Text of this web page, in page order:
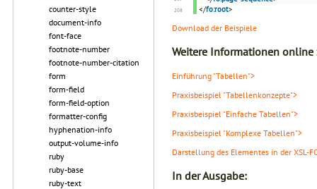
counter-style
document-info
font-face
footnote-number
footnote-number-citation
form
form-field
form-field-option
formatter-config
hyphenation-info
output-volume-info
ruby
ruby-base
ruby-text
</fo:root>
Download der Beispiele
Weitere Informationen online
Einführung "Tabellen">
Praxisbeispiel "Tabellenkonzepte">
Praxisbeispiel "Einfache Tabellen">
Praxisbeispiel "Komplexe Tabellen">
Darstellung des Elementes in der XSL-
In der Ausgabe: